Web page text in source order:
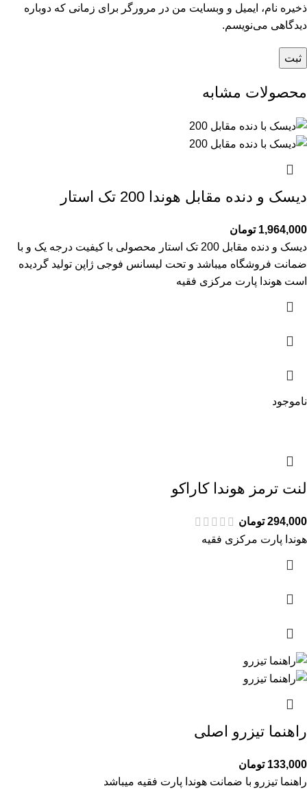
ذخیره نام، ایمیل و وبسایت من در مرورگر برای زمانی که دوباره
دیدگاهی می‌نویسم.
محصولات مشابه
دیسک و دنده مقابل هوندا 200 تک استار
1,964,000 تومان
دیسک و دنده مقابل 200 تک استار محصولی با کیفیت درجه یک و با
ضمانت فروشگاه میباشد و تحت لیسانس فوجی ژاپن تولید گردیده
است هوندا پارت مرکزی فقیه
ناموجود
لنت ترمز هوندا کاراکو
294,000 تومان
هوندا پارت مرکزی فقیه
راهنما تیزرو اصلی
133,000 تومان
راهنما تیزرو با ضمانت هوندا پارت فقیه میباشد